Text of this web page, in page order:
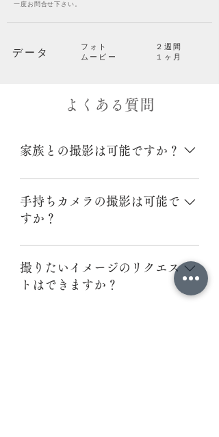
一度お問合せ下さい。
データ
フォト
ムービー
２週間
１ヶ月
よくある質問
家族との撮影は可能ですか？
希望の場合は是非お申し出ください。
手持ちカメラの撮影は可能で
すか？
てお楽しみください。
撮りたいイメージのリクエス
トはできますか？